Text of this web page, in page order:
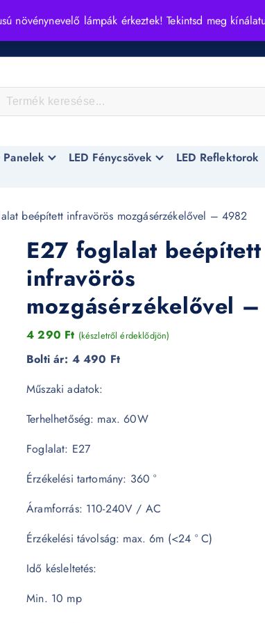
növénynevelő lámpák érkeztek! Tekintsd meg
Panelek LED Fénycsövek LED Reflektorok
beépített infravörös mozgásérzékelővel – 4982
E27 foglalat beépített
infravörös
mozgásérzékelővel
4 290 Ft (készletről érdeklődjön)
Bolti ár: 4 490 Ft
Műszaki adatok:
Terhelhetőség: max. 60W
Foglalat: E27
Érzékelési tartomány: 360 °
Áramforrás: 110-240V / AC
Érzékelési távolság: max. 6m (<24 ° C)
Idő késleltetés:
Min. 10 mp